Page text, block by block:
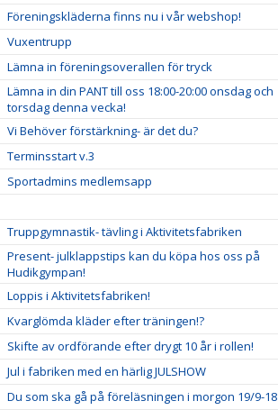
Föreningskläderna finns nu i vår webshop!
Vuxentrupp
Lämna in föreningsoverallen för tryck
Lämna in din PANT till oss 18:00-20:00 onsdag och
torsdag denna vecka!
Vi Behöver förstärkning- är det du?
Terminsstart v.3
Sportadmins medlemsapp
Truppgymnastik- tävling i Aktivitetsfabriken
Present- julklappstips kan du köpa hos oss på
Hudikgympan!
Loppis i Aktivitetsfabriken!
Kvarglömda kläder efter träningen!?
Skifte av ordförande efter drygt 10 år i rollen!
Jul i fabriken med en härlig JULSHOW
Du som ska gå på föreläsningen i morgon 19/9-18